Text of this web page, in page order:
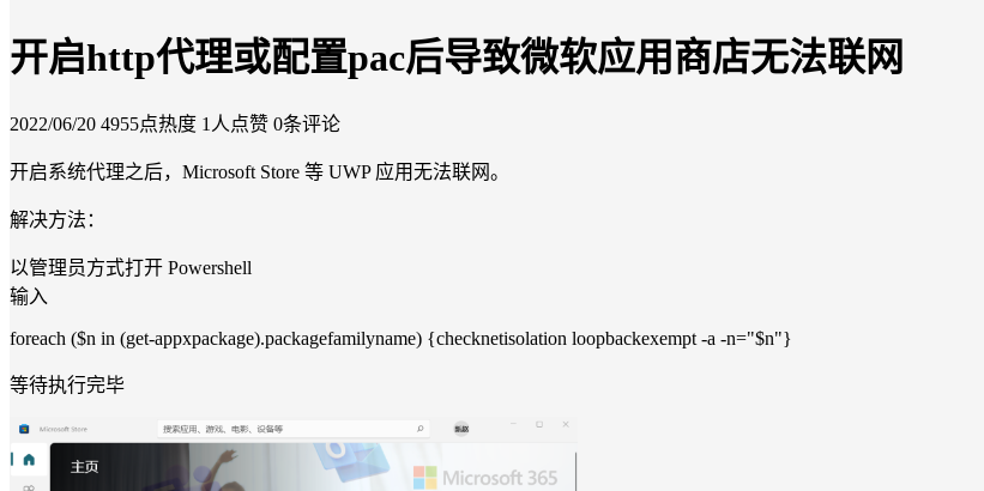
开启http代理或配置pac后导致微软应用商店无法联网
2022/06/20 4955点热度 1人点赞 0条评论
开启系统代理之后，Microsoft Store 等 UWP 应用无法联网。
解决方法：
以管理员方式打开 Powershell
输入
foreach ($n in (get-appxpackage).packagefamilyname) {checknetisolation loopbackexempt -a -n="$n"}
等待执行完毕